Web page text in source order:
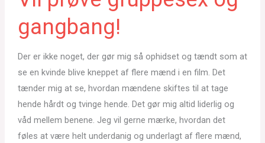
gangbang!
Der er ikke noget, der gør mig så ophidset og tændt som at
se en kvinde blive kneppet af flere mænd i en film. Det
tænder mig at se, hvordan mændene skiftes til at tage
hende hårdt og tvinge hende. Det gør mig altid liderlig og
våd mellem benene. Jeg vil gerne mærke, hvordan det
føles at være helt underdanig og underlagt af flere mænd,